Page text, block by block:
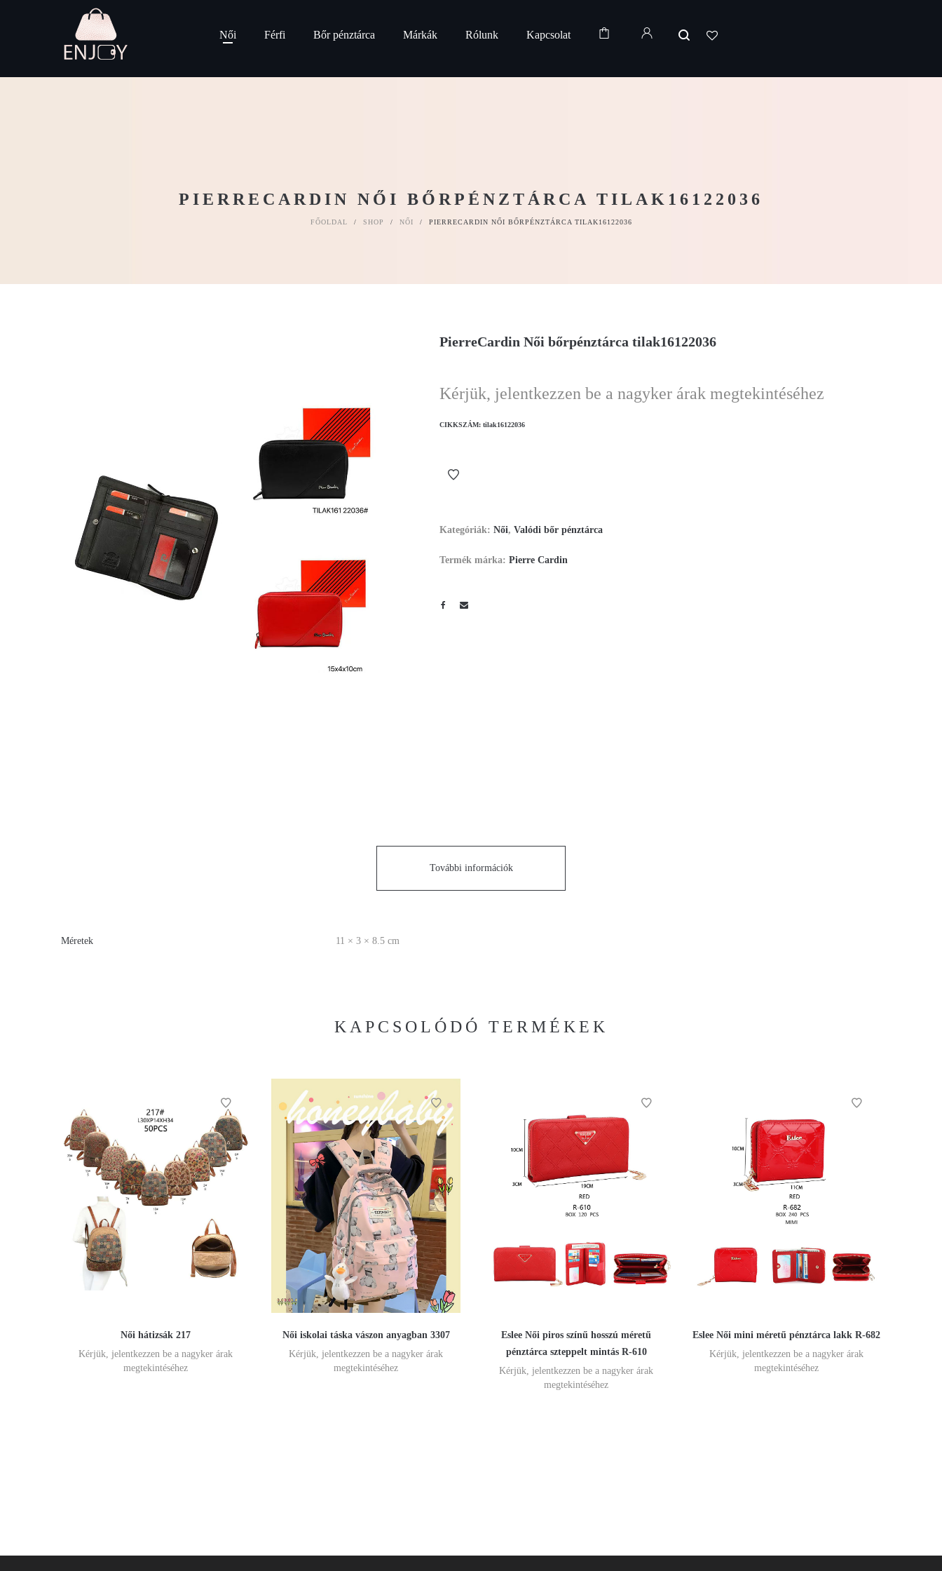
Női Férfi Bőr pénztárca Márkák Rólunk Kapcsolat
PIERRECARDIN NŐI BŐRPÉNZTÁRCA TILAK16122036
FŐOLDAL / SHOP / NŐI / PIERRECARDIN NŐI BŐRPÉNZTÁRCA TILAK16122036
PierreCardin Női bőrpénztárca tilak16122036
Kérjük, jelentkezzen be a nagyker árak megtekintéséhez
CIKKSZÁM: tilak16122036
Kategóriák: Női, Valódi bőr pénztárca
Termék márka: Pierre Cardin
További információk
Méretek 11 × 3 × 8.5 cm
KAPCSOLÓDÓ TERMÉKEK
Női hátizsák 217
Kérjük, jelentkezzen be a nagyker árak
megtekintéséhez
Női iskolai táska vászon anyagban 3307
Kérjük, jelentkezzen be a nagyker árak
megtekintéséhez
Eslee Női piros színű hosszú méretű
pénztárca szteppelt mintás R-610
Kérjük, jelentkezzen be a nagyker árak
megtekintéséhez
Eslee Női mini méretű pénztárca lakk R-682
Kérjük, jelentkezzen be a nagyker árak
megtekintéséhez